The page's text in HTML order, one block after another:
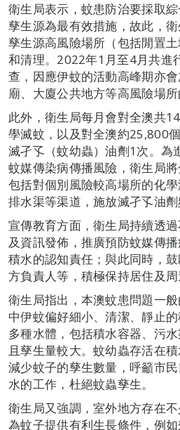
衛生局表示，蚊患防治要採取
孳生源為最有效措施，故此，
孳生源高風險場所（包括閒置
和清理。2022年1月至4月共進
查，因應伊蚊的活動高峰期亦
廟、大廈公共地方等高風險場所
此外，衛生局每月會對全澳共
學滅蚊，以及對全澳約25,800
滅孑孓（蚊幼蟲）油劑1次。為
蚊媒傳染病傳播風險，衛生局
包括對個別風險較高場所的化
排水渠等渠道，施放滅孑孓油劑
宣傳教育方面，衛生局持續透
及資訊發佈，推廣預防蚊媒傳
積水的認知責任；與此同時，
方負責人等，積極保持居住及周
衛生局指出，本澳蚊患問題一
中伊蚊偏好細小、清潔、靜止
多種水體，包括積水容器、污
且孳生量較大。蚊幼蟲存活在
減少蚊子的孳生數量，呼籲市
水的工作，杜絕蚊蟲孳生。
衛生局又強調，室外地方存在
為蚊子提供有利生長條件，例